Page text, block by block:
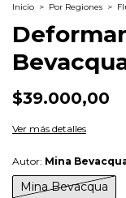
Inicio > Por Regiones >
$39.000,00
Ver más detalles
Autor: Mina
Mina Bevacqua